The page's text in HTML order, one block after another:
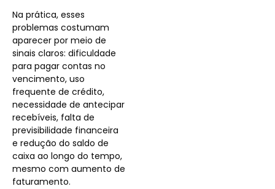
Na prática, esses
problemas costumam
aparecer por meio de
sinais claros: dificuldade
para pagar contas no
vencimento, uso
frequente de crédito,
necessidade de antecipar
recebíveis, falta de
previsibilidade financeira
e redução do saldo de
caixa ao longo do tempo,
mesmo com aumento de
faturamento.